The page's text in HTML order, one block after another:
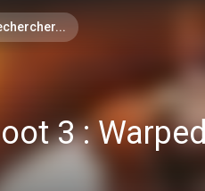
3 :